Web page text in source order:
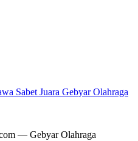
Sabet Juara Gebyar Olahraga
— Gebyar Olahraga